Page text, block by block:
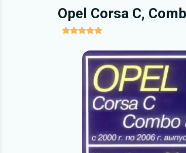
Opel Corsa C,